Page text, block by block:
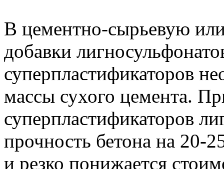
В цементно-сырьевую
добавки
суперпластификаторов
массы сухого цемента.
суперпластификаторов
прочность бетона на 20-
и резко понижается